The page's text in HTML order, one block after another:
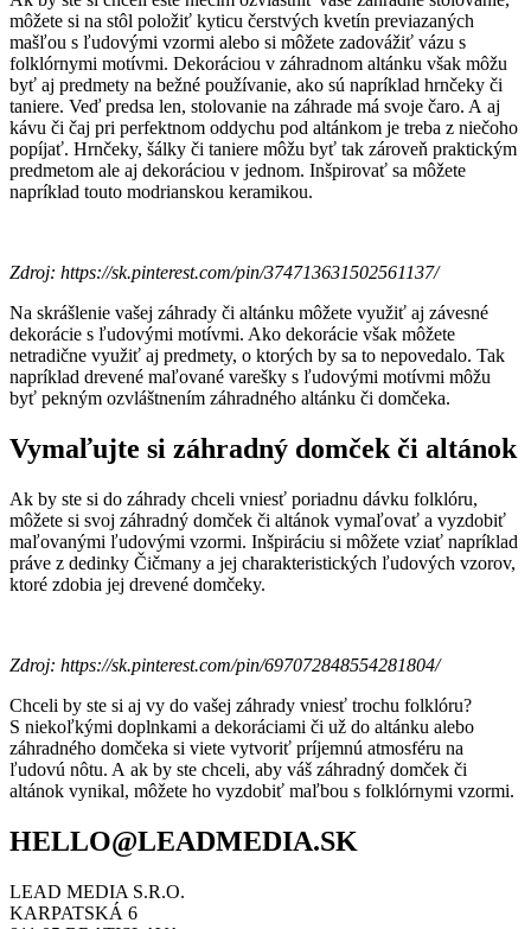
môžete si na stôl položiť kyticu čerstvých kvetín previazaných
mašľou s ľudovými vzormi alebo si môžete zadovážiť vázu s
folklórnymi motívmi. Dekoráciou v záhradnom altánku však môžu
byť aj predmety na bežné používanie, ako sú napríklad hrnčeky či
taniere. Veď predsa len, stolovanie na záhrade má svoje čaro. A aj
kávu či čaj pri perfektnom oddychu pod altánkom je treba z niečoho
popíjať. Hrnčeky, šálky či taniere môžu byť tak zároveň praktickým
predmetom ale aj dekoráciou v jednom. Inšpirovať sa môžete
napríklad touto modrianskou keramikou.
Zdroj: https://sk.pinterest.com/pin/374713631502561137/
Na skrášlenie vašej záhrady či altánku môžete využiť aj závesné
dekorácie s ľudovými motívmi. Ako dekorácie však môžete
netradične využiť aj predmety, o ktorých by sa to nepovedalo. Tak
napríklad drevené maľované varešky s ľudovými motívmi môžu
byť pekným ozvláštnením záhradného altánku či domčeka.
Vymaľujte si záhradný domček či altánok
Ak by ste si do záhrady chceli vniesť poriadnu dávku folklóru,
môžete si svoj záhradný domček či altánok vymaľovať a vyzdobiť
maľovanými ľudovými vzormi. Inšpiráciu si môžete vziať napríklad
práve z dedinky Čičmany a jej charakteristických ľudových vzorov,
ktoré zdobia jej drevené domčeky.
Zdroj: https://sk.pinterest.com/pin/697072848554281804/
Chceli by ste si aj vy do vašej záhrady vniesť trochu folklóru?
S niekoľkými doplnkami a dekoráciami či už do altánku alebo
záhradného domčeka si viete vytvoriť príjemnú atmosféru na
ľudovú nôtu. A ak by ste chceli, aby váš záhradný domček či
altánok vynikal, môžete ho vyzdobiť maľbou s folklórnymi vzormi.
HELLO@LEADMEDIA.SK
LEAD MEDIA S.R.O.
KARPATSKÁ 6